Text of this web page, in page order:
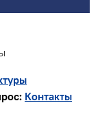
Контакты